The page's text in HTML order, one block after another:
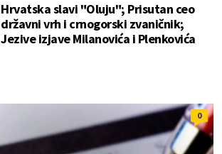
Hrvatska slavi "Oluju"; Prisutan ceo
državni vrh i crnogorski zvaničnik;
Jezive izjave Milanovića i Plenkovića
0